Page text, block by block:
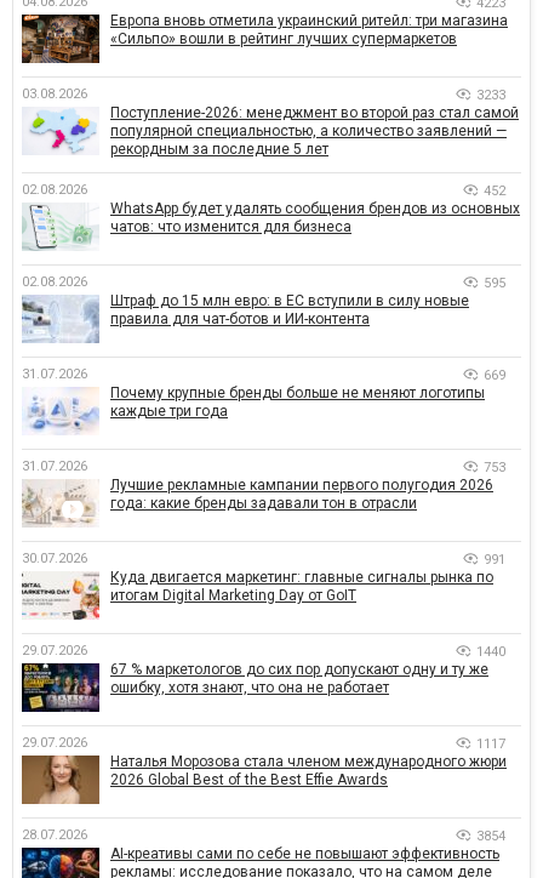
Европа вновь отметила украинский ритейл: три магазина
«Сильпо» вошли в рейтинг лучших супермаркетов
03.08.2026 3233
Поступление-2026: менеджмент во второй раз стал самой
популярной специальностью, а количество заявлений —
рекордным за последние 5 лет
02.08.2026 452
WhatsApp будет удалять сообщения брендов из основных
чатов: что изменится для бизнеса
02.08.2026 595
Штраф до 15 млн евро: в ЕС вступили в силу новые
правила для чат-ботов и ИИ-контента
31.07.2026 669
Почему крупные бренды больше не меняют логотипы
каждые три года
31.07.2026 753
Лучшие рекламные кампании первого полугодия 2026
года: какие бренды задавали тон в отрасли
30.07.2026 991
Куда двигается маркетинг: главные сигналы рынка по
итогам Digital Marketing Day от GoIT
29.07.2026 1440
67 % маркетологов до сих пор допускают одну и ту же
ошибку, хотя знают, что она не работает
29.07.2026 1117
Наталья Морозова стала членом международного жюри
2026 Global Best of the Best Effie Awards
28.07.2026 3854
AI-креативы сами по себе не повышают эффективность
рекламы: исследование показало, что на самом деле